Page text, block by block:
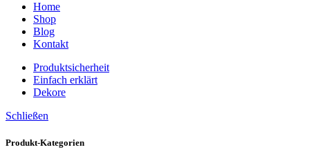
Home
Shop
Blog
Kontakt
Produktsicherheit
Einfach erklärt
Dekore
Schließen
Produkt-Kategorien